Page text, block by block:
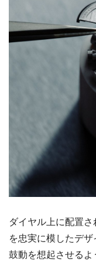
ダイヤル上に配置
を忠実に模したデ
鼓動を想起させる